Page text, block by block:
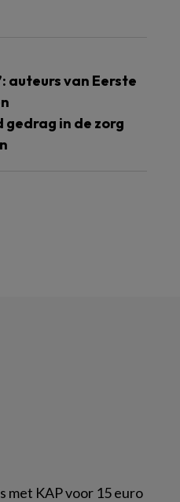
auteurs van Eerste
in de zorg
met KAP voor 15 euro